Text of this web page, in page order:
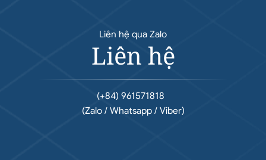
Liên hệ qua Zalo
Liên hệ
(+84) 961571818
(Zalo / Whatsapp / Viber)